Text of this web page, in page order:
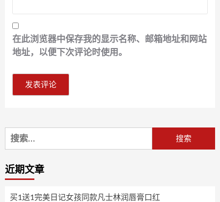
在此浏览器中保存我的显示名称、邮箱地址和网站
地址，以便下次评论时使用。
搜
索：
近期文章
买1送1完美日记女孩同款凡士林润唇膏口红